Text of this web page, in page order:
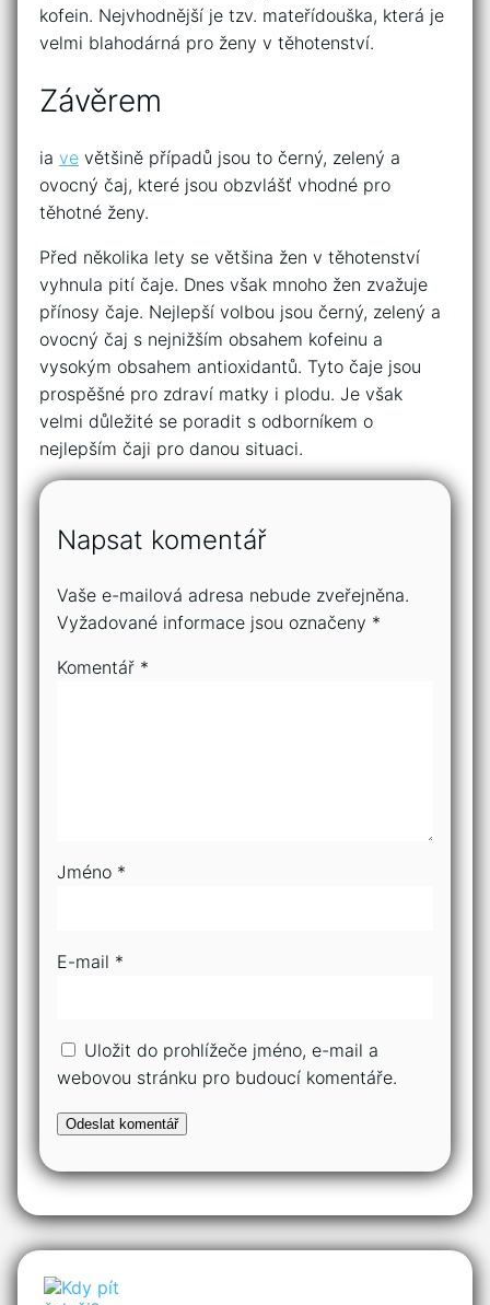
kofein. Nejvhodnější je tzv. mateřídouška, která je
velmi blahodárná pro ženy v těhotenství.
Závěrem
ia ve většině případů jsou to černý, zelený a
ovocný čaj, které jsou obzvlášť vhodné pro
těhotné ženy.
Před několika lety se většina žen v těhotenství
vyhnula pití čaje. Dnes však mnoho žen zvažuje
přínosy čaje. Nejlepší volbou jsou černý, zelený a
ovocný čaj s nejnižším obsahem kofeinu a
vysokým obsahem antioxidantů. Tyto čaje jsou
prospěšné pro zdraví matky i plodu. Je však
velmi důležité se poradit s odborníkem o
nejlepším čaji pro danou situaci.
Napsat komentář
Vaše e-mailová adresa nebude zveřejněna.
Vyžadované informace jsou označeny *
Komentář *
Jméno *
E-mail *
Uložit do prohlížeče jméno, e-mail a
webovou stránku pro budoucí komentáře.